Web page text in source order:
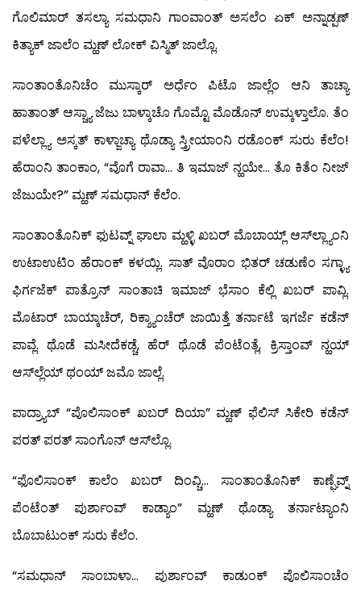
ಗೊಲಿಮಾರ್ ತಸಲ್ಯಾ ಸಮಧಾನಿ ಗಾಂವಾಂತ್ ಅಸಲೆಂ ಏಕ್ ಅನ್ನಾಡ್ಪಣ್
ಕಿತ್ಯಾಕ್ ಜಾಲೆಂ ಮ್ಹಣ್ ಲೋಕ್ ವಿಸ್ಮಿತ್ ಜಾಲ್ಲೊ.
ಸಾಂತಾಂತೊನಿಚೆಂ ಮುಸ್ಕಾರ್ ಅರ್ಧೆಂ ಪಿಟೊ ಜಾಲ್ಲೆಂ ಆನಿ ತಾಚ್ಯಾ
ಹಾತಾಂತ್ ಆಸ್ಚ್ಯಾ ಜೆಜು ಬಾಳ್ಕಾಚೊ ಗೊಮ್ಟೊ ಮೊಡೊನ್ ಉಮ್ಕಳ್ತಾಲೊ. ತೆಂ
ಪಳೆಲ್ಲ್ಯಾ ಅಸ್ಕತ್ ಕಾಳ್ಜಾಚ್ಯಾ ಥೊಡ್ಯಾ ಸ್ತ್ರೀಯಾಂನಿ ರಡೊಂಕ್ ಸುರು ಕೆಲೆಂ!
ಹೆರಾಂನಿ ತಾಂಕಾಂ, “ವೊಗೆ ರಾವಾ… ತಿ ಇಮಾಜ್ ನ್ಹಯೇ… ತೊ ಕಿತೆಂ ನೀಜ್
ಜೆಜುಯೇ?” ಮ್ಹಣ್ ಸಮಧಾನ್ ಕೆಲೆಂ.
ಸಾಂತಾಂತೊನಿಕ್ ಫುಟವ್ನ್ ಘಾಲಾ ಮ್ಹಳ್ಳಿ ಖಬರ್ ಮೊಬಾಯ್ಲ್ ಆಸ್‍ಲ್ಲ್ಯಾಂನಿ
ಉಟಾಉಟಿಂ ಹೆರಾಂಕ್ ಕಳಯ್ಲಿ. ಸಾತ್ ವೊರಾಂ ಭಿತರ್ ಚಡುಣೆಂ ಸಗ್ಳ್ಯಾ
ಫಿರ್ಗಜೆಕ್ ಪಾತ್ರೊನ್ ಸಾಂತಾಚಿ ಇಮಾಜ್ ಭೆಸಾಂ ಕೆಲ್ಲಿ ಖಬರ್ ಪಾವ್ಲಿ.
ಮೊಟಾರ್ ಬಾಯ್ಕಾಚೆರ್, ರಿಕ್ಶ್ಯಾಂಚೆರ್ ಜಾಯಿತ್ತೆ ತರ್ನಾಟೆ ಇಗರ್ಜೆ ಕಡೆನ್
ಪಾವ್ಲೆ. ಥೊಡೆ ಮಸೀದೆಕಡ್ಚೆ, ಹೆರ್ ಥೊಡೆ ಪೆಂಟೆಂತ್ಲೆ, ಕ್ರಿಸ್ತಾಂವ್ ನ್ಹಯ್
ಆಸ್‍ಲ್ಲೆಯ್ ಥಂಯ್ ಜಮೊ ಜಾಲ್ಲೆ.
ಪಾದ್ರ್ಯಾಬ್ “ಪೊಲಿಸಾಂಕ್ ಖಬರ್ ದಿಯಾ” ಮ್ಹಣ್ ಫೆಲಿಸ್ ಸಿಕೇರಿ ಕಡೆನ್
ಪರತ್ ಪರತ್ ಸಾಂಗೊನ್ ಆಸ್‌ಲ್ಲೊ.
“ಫೊಲಿಸಾಂಕ್ ಕಾಲೆಂ ಖಬರ್ ದಿಂವ್ಚಿ… ಸಾಂತಾಂತೊನಿಕ್ ಕಾಣ್ಘೆವ್ನ್
ಪೆಂಟೆಂತ್ ಪುರ್ಶಾಂವ್ ಕಾಡ್ಯಾಂ” ಮ್ಹಣ್ ಥೊಡ್ಯಾ ತರ್ನಾಟ್ಯಾಂನಿ
ಬೊಬಾಟುಂಕ್ ಸುರು ಕೆಲೆಂ.
“ಸಮಧಾನ್ ಸಾಂಬಾಳಾ… ಪುರ್ಶಾಂವ್ ಕಾಡುಂಕ್ ಪೊಲಿಸಾಂಚೆಂ